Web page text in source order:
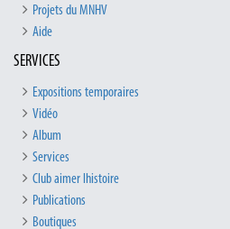
Projets du MNHV
Aide
SERVICES
Expositions temporaires
Vidéo
Album
Services
Club aimer lhistoire
Publications
Boutiques